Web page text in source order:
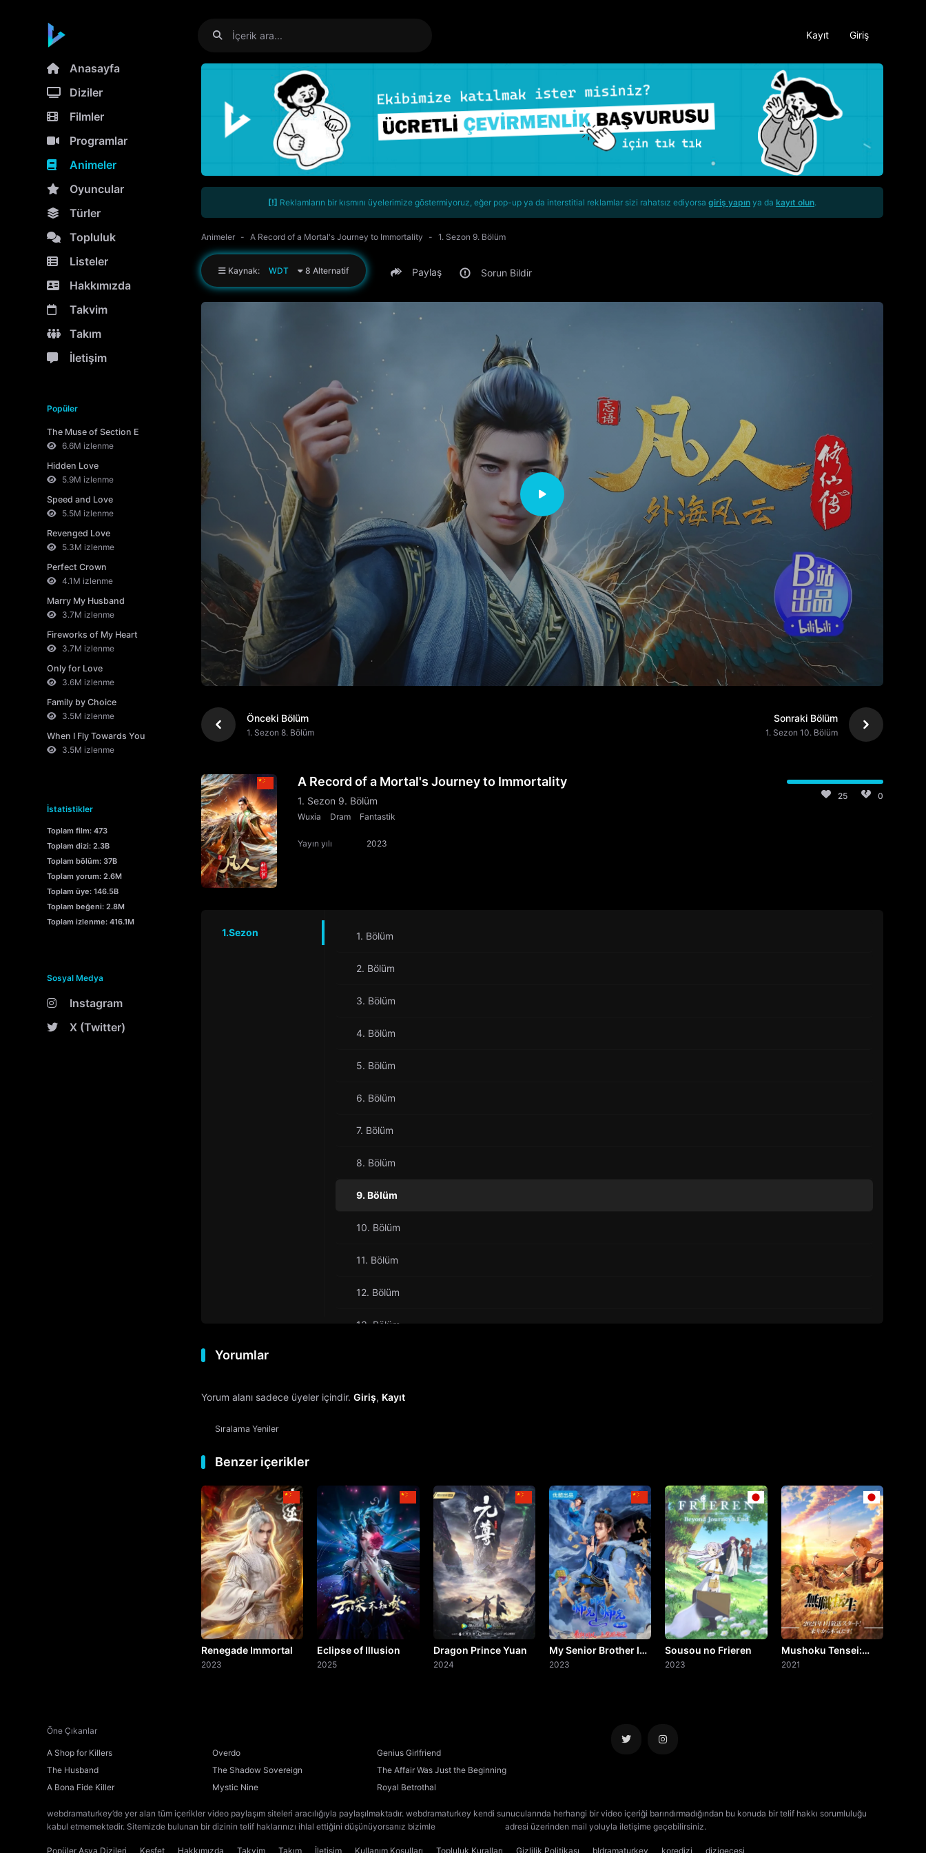
Kayıt Giriş
Anasayfa
Diziler
Filmler
Programlar
Animeler
Oyuncular
Türler
Topluluk
Listeler
Hakkımızda
Takvim
Takım
İletişim
Popüler
The Muse of Section E
6.6M izlenme
Hidden Love
5.9M izlenme
Speed and Love
5.5M izlenme
Revenged Love
5.3M izlenme
Perfect Crown
4.1M izlenme
Marry My Husband
3.7M izlenme
Fireworks of My Heart
3.7M izlenme
Only for Love
3.6M izlenme
Family by Choice
3.5M izlenme
When I Fly Towards You
3.5M izlenme
İstatistikler
Toplam film: 473
Toplam dizi: 2.3B
Toplam bölüm: 37B
Toplam yorum: 2.6M
Toplam üye: 146.5B
Toplam beğeni: 2.8M
Toplam izlenme: 416.1M
Sosyal Medya
Instagram
X (Twitter)
[!] Reklamların bir kısmını üyelerimize göstermiyoruz, eğer pop-up ya da interstitial reklamlar sizi rahatsız ediyorsa giriş yapın ya da kayıt olun.
Animeler A Record of a Mortal's Journey to Immortality 1. Sezon 9. Bölüm
Kaynak: WDT 8 Alternatif Paylaş Sorun Bildir
Önceki Bölüm
1. Sezon 8. Bölüm
Sonraki Bölüm
1. Sezon 10. Bölüm
A Record of a Mortal's Journey to Immortality
1. Sezon 9. Bölüm
Wuxia Dram Fantastik
Yayın yılı 2023
25 0
1.Sezon 1. Bölüm
2. Bölüm
3. Bölüm
4. Bölüm
5. Bölüm
6. Bölüm
7. Bölüm
8. Bölüm
9. Bölüm
10. Bölüm
11. Bölüm
12. Bölüm
13. Bölüm
18. Bölüm
19. Bölüm
20. Bölüm
21. Bölüm
22. Bölüm
23. Bölüm
28. Bölüm
Yorumlar
Yorum alanı sadece üyeler içindir. Giriş, Kayıt
Sıralama Yeniler
Benzer içerikler
Renegade Immortal
2023
Eclipse of Illusion
2025
Dragon Prince Yuan
2024
My Senior Brother Is
Too Steady
2023
Sousou no Frieren
2023
Mushoku Tensei:
Isekai Ittara Honki
2021
Öne Çıkanlar
A Shop for Killers Overdo
Genius Girlfriend
The Husband
The Shadow Sovereign
The Affair Was Just the Beginning
A Bona Fide Killer
Mystic Nine Royal Betrothal
webdramaturkey’de yer alan tüm içerikler video paylaşım siteleri aracılığıyla paylaşılmaktadır. webdramaturkey kendi sunucularında herhangi bir video içeriği barındırmadığından bu konuda bir telif hakkı sorumluluğu
kabul etmemektedir. Sitemizde bulunan bir dizinin telif haklarınızı ihlal ettiğini düşünüyorsanız bizimle
adresi üzerinden mail yoluyla iletişime geçebilirsiniz.
Popüler Asya Dizileri Keşfet Hakkımızda Takvim Takım İletişim Kullanım Koşulları Topluluk Kuralları Gizlilik Politikası bldramaturkey koredizi dizigecesi